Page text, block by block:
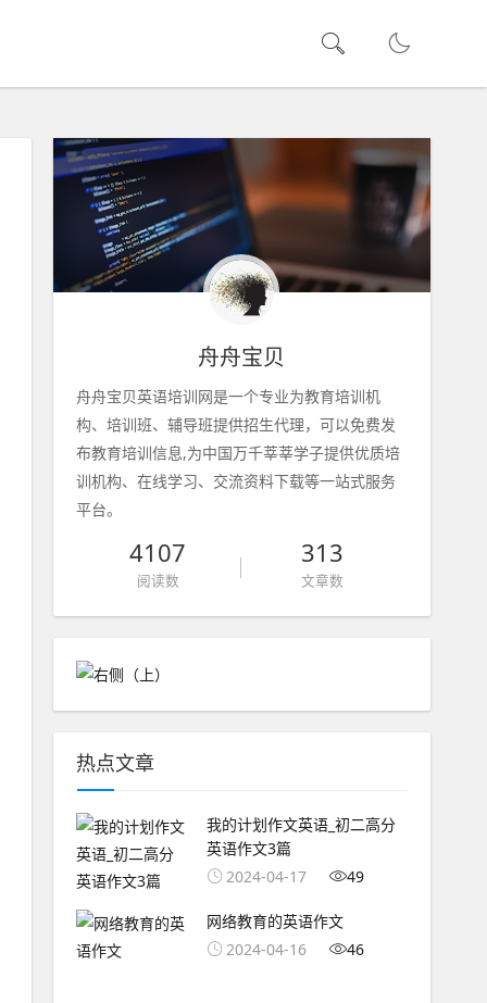
舟舟宝贝
舟舟宝贝英语培训网是一个专业为教育培训机
构、培训班、辅导班提供招生代理，可以免费发
布教育培训信息,为中国万千莘莘学子提供优质培
训机构、在线学习、交流资料下载等一站式服务
平台。
4107
阅读数
313
文章数
热点文章
我的计划作文英语_初二高分
英语作文3篇
2024-04-17
49
网络教育的英语作文
2024-04-16
46